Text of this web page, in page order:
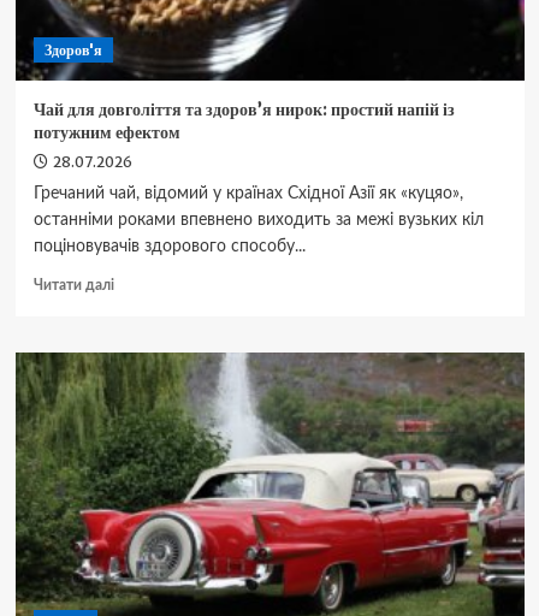
Здоров'я
Чай для довголіття та здоров’я нирок: простий напій із
потужним ефектом
28.07.2026
Гречаний чай, відомий у країнах Східної Азії як «куцяо»,
останніми роками впевнено виходить за межі вузьких кіл
поціновувачів здорового способу...
Читати даліДокладніше
для
довголіття
здоров’я
нирок:
простий
напій
із
потужним
ефектом